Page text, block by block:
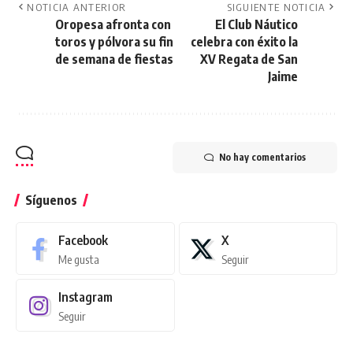
NOTICIA ANTERIOR
Oropesa afronta con
toros y pólvora su fin
de semana de fiestas
SIGUIENTE NOTICIA
El Club Náutico
celebra con éxito la
XV Regata de San
Jaime
No hay comentarios
Síguenos
Facebook
Me gusta
X
Seguir
Instagram
Seguir